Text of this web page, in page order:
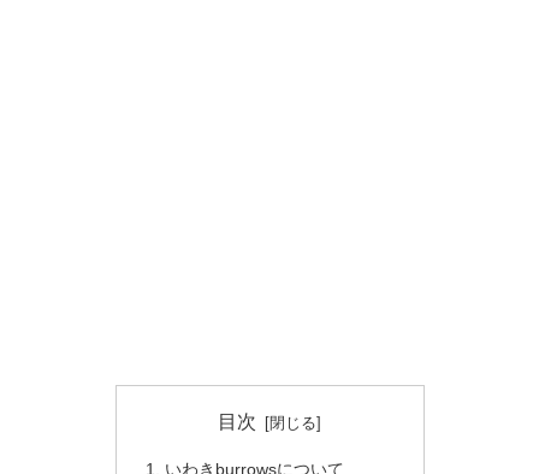
目次
いわきburrowsについて